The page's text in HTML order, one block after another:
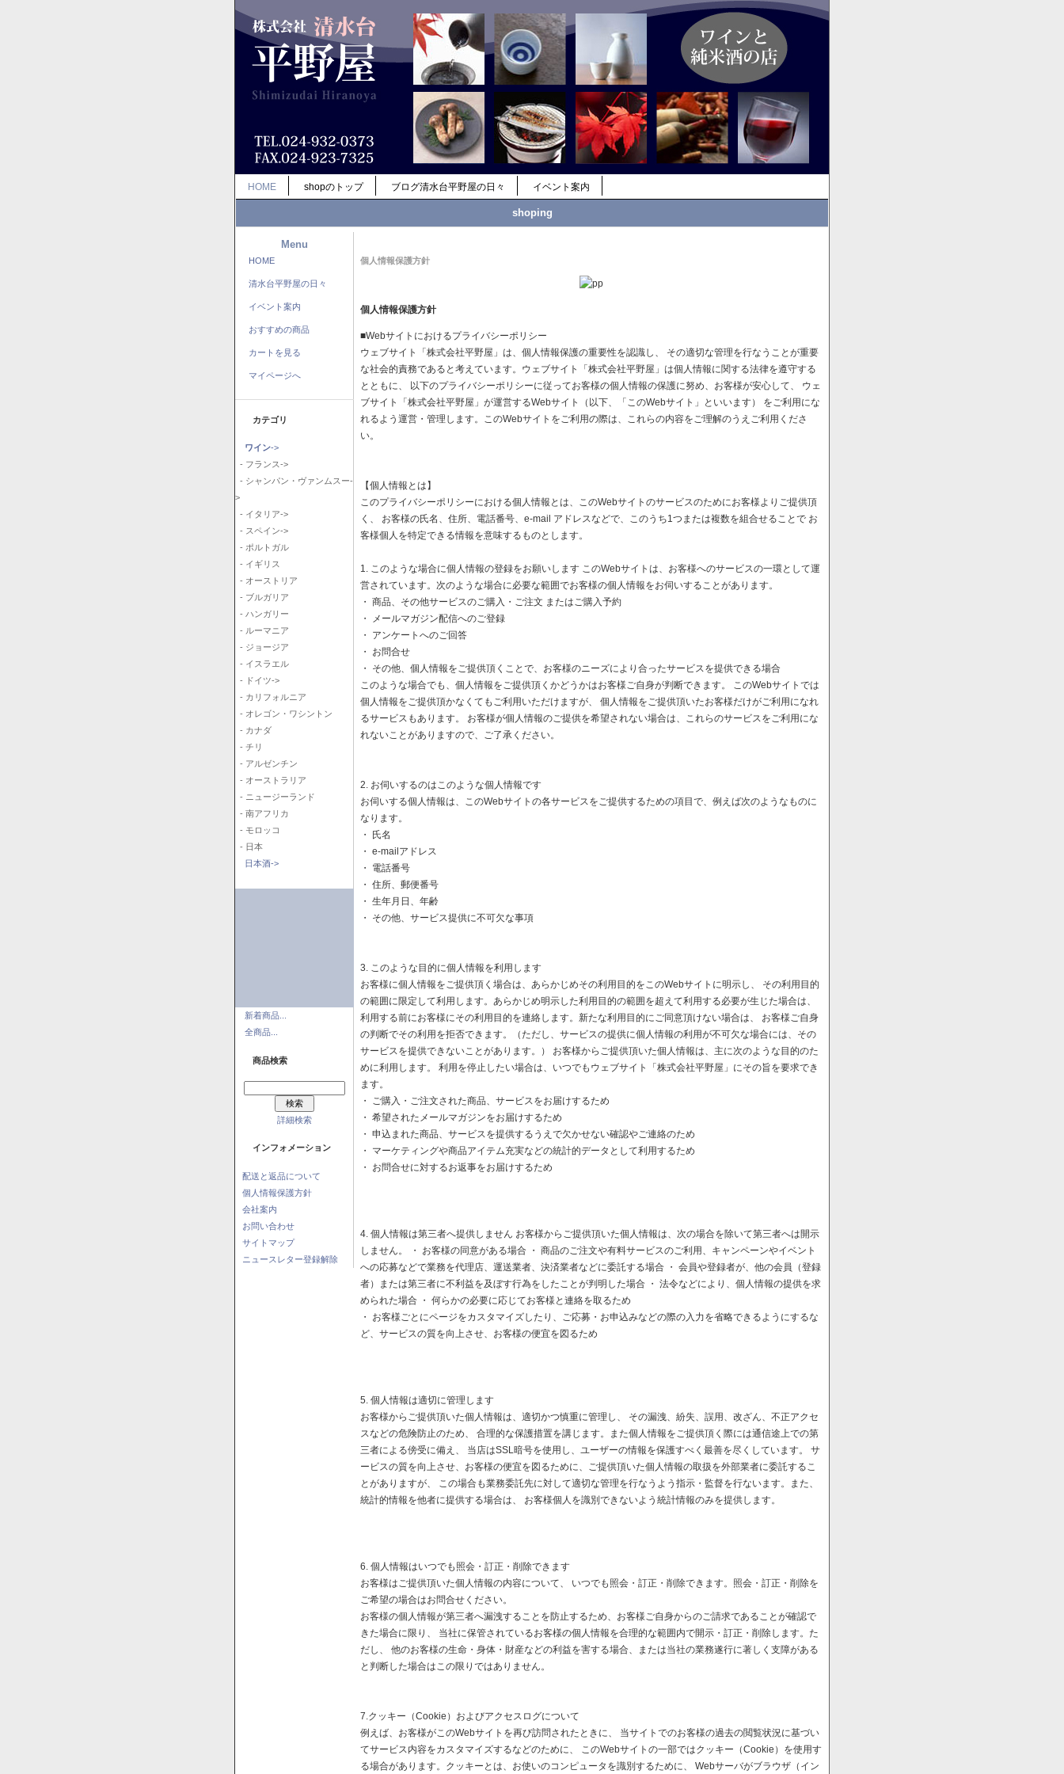
HOME shopのトップ ブログ清水台平野屋の日々 イベント案内
shoping
Menu
HOME
清水台平野屋の日々
イベント案内
おすすめの商品
カートを見る
マイページへ
カテゴリ
ワイン->
- フランス->
- シャンパン・ヴァンムスー-
>
- イタリア->
- スペイン->
- ポルトガル
- イギリス
- オーストリア
- ブルガリア
- ハンガリー
- ルーマニア
- ジョージア
- イスラエル
- ドイツ->
- カリフォルニア
- オレゴン・ワシントン
- カナダ
- チリ
- アルゼンチン
- オーストラリア
- ニュージーランド
- 南アフリカ
- モロッコ
- 日本
日本酒->
新着商品...
全商品...
商品検索
詳細検索
インフォメーション
配送と返品について
個人情報保護方針
会社案内
お問い合わせ
サイトマップ
ニュースレター登録解除
個人情報保護方針
個人情報保護方針
■Webサイトにおけるプライバシーポリシー
ウェブサイト「株式会社平野屋」は、個人情報保護の重要性を認識し、 その適切な管理を行なうことが重要
な社会的責務であると考えています。ウェブサイト「株式会社平野屋」は個人情報に関する法律を遵守する
とともに、 以下のプライバシーポリシーに従ってお客様の個人情報の保護に努め、お客様が安心して、 ウェ
ブサイト「株式会社平野屋」が運営するWebサイト（以下、「このWebサイト」といいます） をご利用にな
れるよう運営・管理します。このWebサイトをご利用の際は、これらの内容をご理解のうえご利用くださ
い。
【個人情報とは】
このプライバシーポリシーにおける個人情報とは、このWebサイトのサービスのためにお客様よりご提供頂
く、 お客様の氏名、住所、電話番号、e-mail アドレスなどで、このうち1つまたは複数を組合せることで お
客様個人を特定できる情報を意味するものとします。
1. このような場合に個人情報の登録をお願いします このWebサイトは、お客様へのサービスの一環として運
営されています。次のような場合に必要な範囲でお客様の個人情報をお伺いすることがあります。
・ 商品、その他サービスのご購入・ご注文 またはご購入予約
・ メールマガジン配信へのご登録
・ アンケートへのご回答
・ お問合せ
・ その他、個人情報をご提供頂くことで、お客様のニーズにより合ったサービスを提供できる場合
このような場合でも、個人情報をご提供頂くかどうかはお客様ご自身が判断できます。 このWebサイトでは
個人情報をご提供頂かなくてもご利用いただけますが、 個人情報をご提供頂いたお客様だけがご利用になれ
るサービスもあります。 お客様が個人情報のご提供を希望されない場合は、これらのサービスをご利用にな
れないことがありますので、ご了承ください。
2. お伺いするのはこのような個人情報です
お伺いする個人情報は、このWebサイトの各サービスをご提供するための項目で、例えば次のようなものに
なります。
・ 氏名
・ e-mailアドレス
・ 電話番号
・ 住所、郵便番号
・ 生年月日、年齢
・ その他、サービス提供に不可欠な事項
3. このような目的に個人情報を利用します
お客様に個人情報をご提供頂く場合は、あらかじめその利用目的をこのWebサイトに明示し、 その利用目的
の範囲に限定して利用します。あらかじめ明示した利用目的の範囲を超えて利用する必要が生じた場合は、
利用する前にお客様にその利用目的を連絡します。新たな利用目的にご同意頂けない場合は、 お客様ご自身
の判断でその利用を拒否できます。（ただし、サービスの提供に個人情報の利用が不可欠な場合には、その
サービスを提供できないことがあります。） お客様からご提供頂いた個人情報は、主に次のような目的のた
めに利用します。 利用を停止したい場合は、いつでもウェブサイト「株式会社平野屋」にその旨を要求でき
ます。
・ ご購入・ご注文された商品、サービスをお届けするため
・ 希望されたメールマガジンをお届けするため
・ 申込まれた商品、サービスを提供するうえで欠かせない確認やご連絡のため
・ マーケティングや商品アイテム充実などの統計的データとして利用するため
・ お問合せに対するお返事をお届けするため
4. 個人情報は第三者へ提供しません お客様からご提供頂いた個人情報は、次の場合を除いて第三者へは開示
しません。 ・ お客様の同意がある場合 ・ 商品のご注文や有料サービスのご利用、キャンペーンやイベント
への応募などで業務を代理店、運送業者、決済業者などに委託する場合 ・ 会員や登録者が、他の会員（登録
者）または第三者に不利益を及ぼす行為をしたことが判明した場合 ・ 法令などにより、個人情報の提供を求
められた場合 ・ 何らかの必要に応じてお客様と連絡を取るため
・ お客様ごとにページをカスタマイズしたり、ご応募・お申込みなどの際の入力を省略できるようにするな
ど、サービスの質を向上させ、お客様の便宜を図るため
5. 個人情報は適切に管理します
お客様からご提供頂いた個人情報は、適切かつ慎重に管理し、 その漏洩、紛失、誤用、改ざん、不正アクセ
スなどの危険防止のため、 合理的な保護措置を講じます。また個人情報をご提供頂く際には通信途上での第
三者による傍受に備え、 当店はSSL暗号を使用し、ユーザーの情報を保護すべく最善を尽くしています。 サ
ービスの質を向上させ、お客様の便宜を図るために、ご提供頂いた個人情報の取扱を外部業者に委託するこ
とがありますが、 この場合も業務委託先に対して適切な管理を行なうよう指示・監督を行ないます。また、
統計的情報を他者に提供する場合は、 お客様個人を識別できないよう統計情報のみを提供します。
6. 個人情報はいつでも照会・訂正・削除できます
お客様はご提供頂いた個人情報の内容について、 いつでも照会・訂正・削除できます。照会・訂正・削除を
ご希望の場合はお問合せください。
お客様の個人情報が第三者へ漏洩することを防止するため、お客様ご自身からのご請求であることが確認で
きた場合に限り、 当社に保管されているお客様の個人情報を合理的な範囲内で開示・訂正・削除します。た
だし、 他のお客様の生命・身体・財産などの利益を害する場合、または当社の業務遂行に著しく支障がある
と判断した場合はこの限りではありません。
7.クッキー（Cookie）およびアクセスログについて
例えば、お客様がこのWebサイトを再び訪問されたときに、 当サイトでのお客様の過去の閲覧状況に基づい
てサービス内容をカスタマイズするなどのために、 このWebサイトの一部ではクッキー（Cookie）を使用す
る場合があります。クッキーとは、お使いのコンピュータを識別するために、 Webサーバがブラウザ（イン